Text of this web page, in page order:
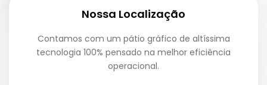
Nossa Localização
Contamos com um pátio gráfico de altíssima
tecnologia 100% pensado na melhor eficiência
operacional.